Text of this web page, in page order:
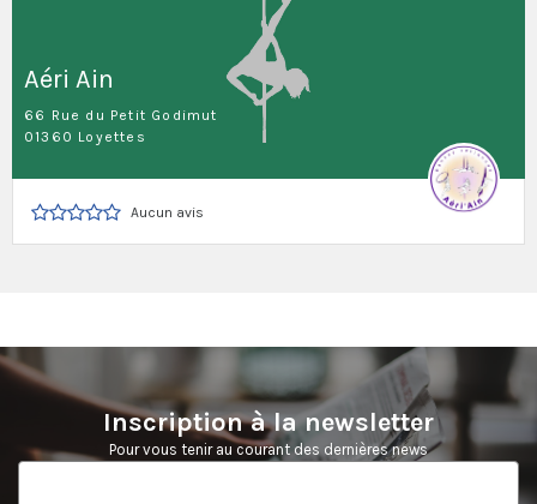
Aéri Ain
66 Rue du Petit Godimut
01360 Loyettes
Aucun avis
Inscription à la newsletter
Pour vous tenir au courant des dernières news